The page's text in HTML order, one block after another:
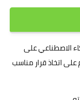
الاصطناعي على
اتخاذ قرار مناسب